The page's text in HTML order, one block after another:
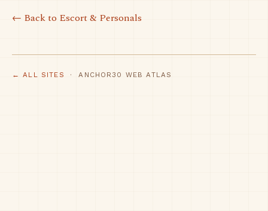
← Back to Escort & Personals
← ALL SITES · ANCHOR30 WEB ATLAS